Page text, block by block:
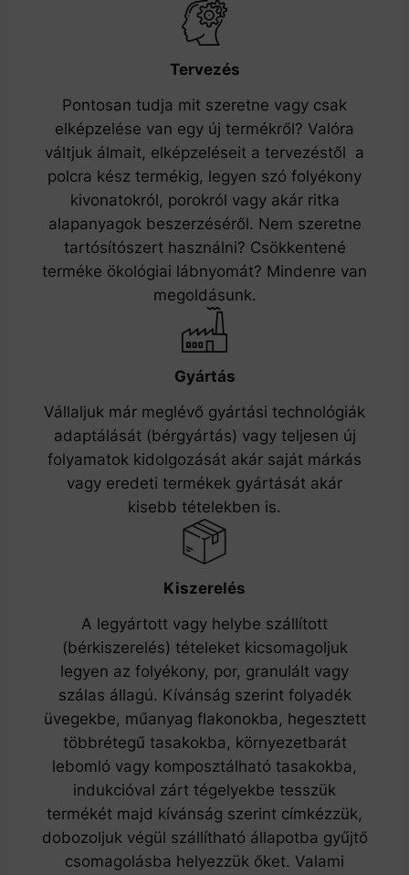
Tervezés
Pontosan tudja mit szeretne vagy csak
elképzelése van egy új termékről? Valóra
váltjuk álmait, elképzeléseit a tervezéstől a
polcra kész termékig, legyen szó folyékony
kivonatokról, porokról vagy akár ritka
alapanyagok beszerzéséről. Nem szeretne
tartósítószert használni? Csökkentené
terméke ökológiai lábnyomát? Mindenre van
megoldásunk.
Gyártás
Vállaljuk már meglévő gyártási technológiák
adaptálását (bérgyártás) vagy teljesen új
folyamatok kidolgozását akár saját márkás
vagy eredeti termékek gyártását akár
kisebb tételekben is.
Kiszerelés
A legyártott vagy helybe szállított
(bérkiszerelés) tételeket kicsomagoljuk
legyen az folyékony, por, granulált vagy
szálas állagú. Kívánság szerint folyadék
üvegekbe, műanyag flakonokba, hegesztett
többrétegű tasakokba, környezetbarát
lebomló vagy komposztálható tasakokba,
indukcióval zárt tégelyekbe tesszük
termékét majd kívánság szerint címkézzük,
dobozoljuk végül szállítható állapotba gyűjtő
csomagolásba helyezzük őket. Valami